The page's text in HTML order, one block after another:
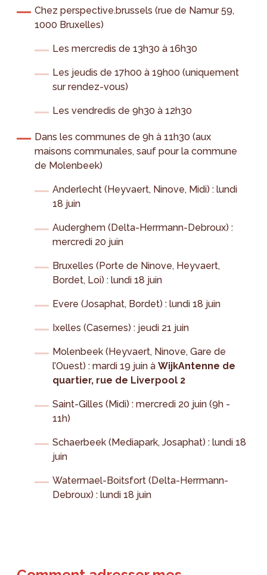
Chez perspective.brussels (rue de Namur 59,
1000 Bruxelles)
Les mercredis de 13h30 à 16h30
Les jeudis de 17h00 à 19h00 (uniquement
sur rendez-vous)
Les vendredis de 9h30 à 12h30
Dans les communes de 9h à 11h30 (aux
maisons communales, sauf pour la commune
de Molenbeek)
Anderlecht (Heyvaert, Ninove, Midi) : lundi
18 juin
Auderghem (Delta-Herrmann-Debroux) :
mercredi 20 juin
Bruxelles (Porte de Ninove, Heyvaert,
Bordet, Loi) : lundi 18 juin
Evere (Josaphat, Bordet) : lundi 18 juin
Ixelles (Casernes) : jeudi 21 juin
Molenbeek (Heyvaert, Ninove, Gare de
l’Ouest) : mardi 19 juin àWijkAntenne de
quartier, rue de Liverpool 2
Saint-Gilles (Midi) : mercredi 20 juin (9h -
11h)
Schaerbeek (Mediapark, Josaphat) : lundi 18
juin
Watermael-Boitsfort (Delta-Herrmann-
Debroux) : lundi 18 juin